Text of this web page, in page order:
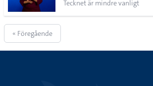
Tecknet är mindre vanligt
« Föregående